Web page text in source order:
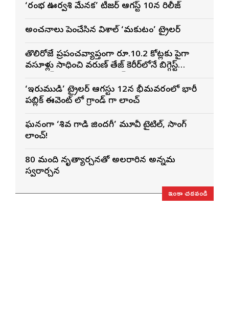
‘రంభ ఊర్వశి మేనక’ టీజర్ ఆగస్ట్ 10న రిలీజ్
అంచనాలు పెంచేసిన విశాల్ ‘మకుటం’ ట్రైలర్
తొలిరోజే ప్రపంచవ్యాప్తంగా రూ.10.2 కోట్లకు పైగా
వసూళ్లు సాధించి వరుణ్ తేజ్ కెరీర్‌లోనే బిగ్గెస్ట్
‘ఇరుముడి’ ట్రైలర్ ఆగస్టు 12న భీమవరంలో భారీ
పబ్లిక్ ఈవెంట్ లో గ్రాండ్ గా లాంచ్
ఘనంగా ‘శివ గాడి జింద‌గీ’ మూవీ టైటిల్, సాంగ్
లాంచ్!
80 మంది నృత్యార్చనతో అలరారిన అన్నమ
స్వరార్చన
ఇంకా చదవండి